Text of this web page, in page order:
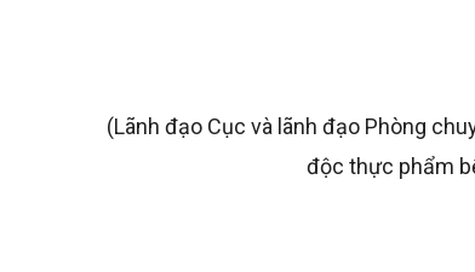
(Lãnh đạo Cục và lãnh đạo Phòng
độc thực phẩm